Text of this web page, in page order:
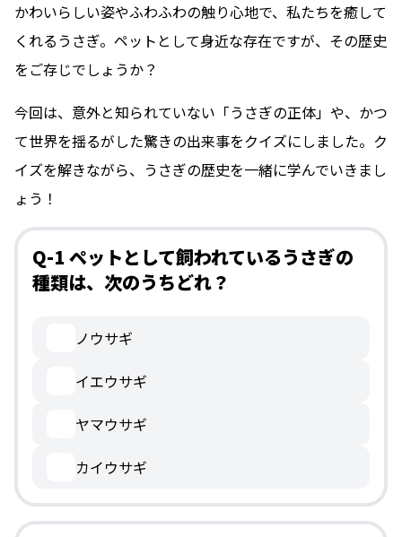
かわいらしい姿やふわふわの触り心地で、私たちを癒して
くれるうさぎ。ペットとして身近な存在ですが、その歴史
をご存じでしょうか？
今回は、意外と知られていない「うさぎの正体」や、かつ
て世界を揺るがした驚きの出来事をクイズにしました。ク
イズを解きながら、うさぎの歴史を一緒に学んでいきまし
ょう！
Q-1 ペットとして飼われているうさぎの
種類は、次のうちどれ？
ノウサギ
イエウサギ
ヤマウサギ
カイウサギ